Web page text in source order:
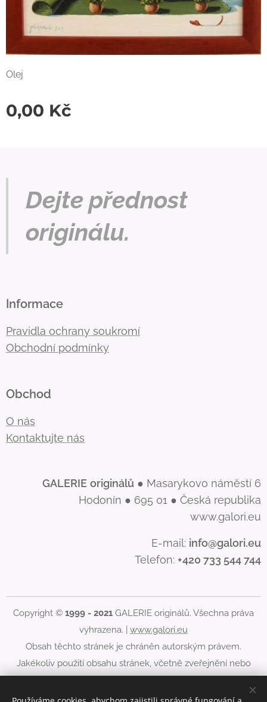
Olej
0,00 Kč
Dejte přednost
originálu.
Informace
Pravidla ochrany soukromí
Obchodní podmínky
Obchod
O nás
Kontaktujte nás
GALERIE originálů ● Masarykovo náměstí 6
Hodonín ● 695 01 ● Česká republika
www.galori.eu
E-mail: info@galori.eu
Telefon: +420 733 544 744
Copyright © 1999 - 2021 GALERIE originálů. Všechna práva
vyhrazena. | www.galori.eu
Obsah těchto stránek je chráněn autorským právem.
Jakékoliv použití obsahu stránek, včetně zveřejnění nebo
GALERIE originálů zakázáno.